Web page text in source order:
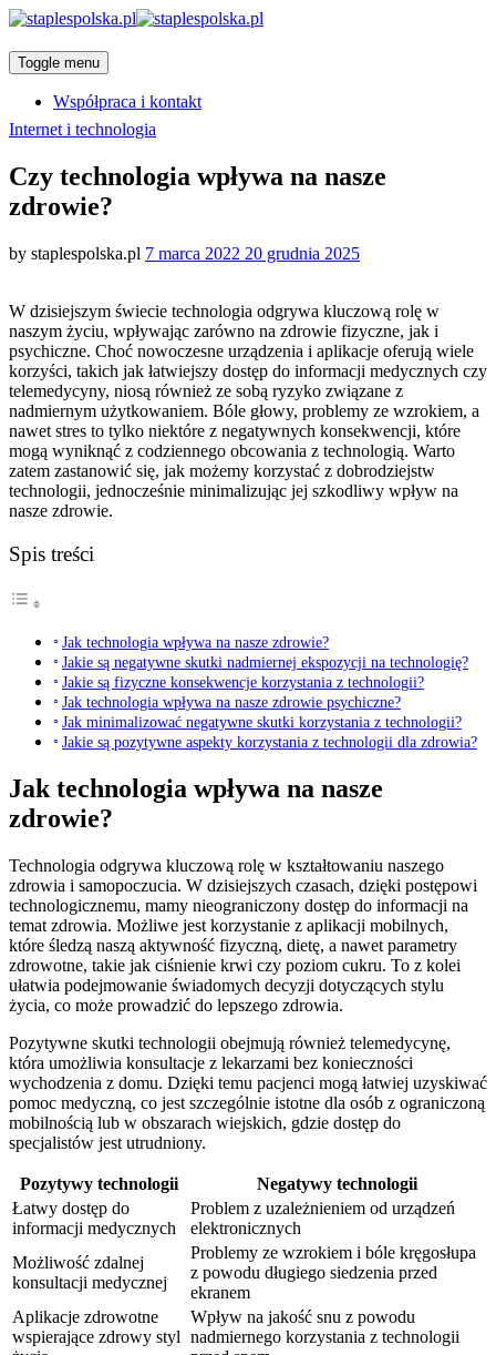
Toggle menu
Współpraca i kontakt
Categories
Internet i technologia
Czy technologia wpływa na nasze
zdrowie?
by staplespolska.pl Posted
7 marca 2022 20 grudnia 2025
W dzisiejszym świecie technologia odgrywa kluczową rolę w
naszym życiu, wpływając zarówno na zdrowie fizyczne, jak i
psychiczne. Choć nowoczesne urządzenia i aplikacje oferują wiele
korzyści, takich jak łatwiejszy dostęp do informacji medycznych czy
telemedycyny, niosą również ze sobą ryzyko związane z
nadmiernym użytkowaniem. Bóle głowy, problemy ze wzrokiem, a
nawet stres to tylko niektóre z negatywnych konsekwencji, które
mogą wyniknąć z codziennego obcowania z technologią. Warto
zatem zastanowić się, jak możemy korzystać z dobrodziejstw
technologii, jednocześnie minimalizując jej szkodliwy wpływ na
nasze zdrowie.
Spis treści
Jak technologia wpływa na nasze zdrowie?
Jakie są negatywne skutki nadmiernej ekspozycji na technologię?
Jakie są fizyczne konsekwencje korzystania z technologii?
Jak technologia wpływa na nasze zdrowie psychiczne?
Jak minimalizować negatywne skutki korzystania z technologii?
Jakie są pozytywne aspekty korzystania z technologii dla zdrowia?
Jak technologia wpływa na nasze
zdrowie?
Technologia odgrywa kluczową rolę w kształtowaniu naszego
zdrowia i samopoczucia. W dzisiejszych czasach, dzięki postępowi
technologicznemu, mamy nieograniczony dostęp do informacji na
temat zdrowia. Możliwe jest korzystanie z aplikacji mobilnych,
które śledzą naszą aktywność fizyczną, dietę, a nawet parametry
zdrowotne, takie jak ciśnienie krwi czy poziom cukru. To z kolei
ułatwia podejmowanie świadomych decyzji dotyczących stylu
życia, co może prowadzić do lepszego zdrowia.
Pozytywne skutki technologii obejmują również telemedycynę,
która umożliwia konsultacje z lekarzami bez konieczności
wychodzenia z domu. Dzięki temu pacjenci mogą łatwiej uzyskiwać
pomoc medyczną, co jest szczególnie istotne dla osób z ograniczoną
mobilnością lub w obszarach wiejskich, gdzie dostęp do
specjalistów jest utrudniony.
Pozytywy technologii
Negatywy technologii
Łatwy dostęp do
informacji medycznych
Problem z uzależnieniem od urządzeń
elektronicznych
Możliwość zdalnej
konsultacji medycznej
Problemy ze wzrokiem i bóle kręgosłupa
z powodu długiego siedzenia przed
ekranem
Aplikacje zdrowotne
wspierające zdrowy styl
Wpływ na jakość snu z powodu
nadmiernego korzystania z technologii